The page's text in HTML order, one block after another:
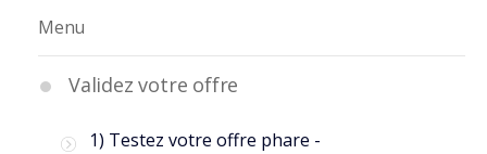
Menu
Validez votre offre
1) Testez votre offre phare -